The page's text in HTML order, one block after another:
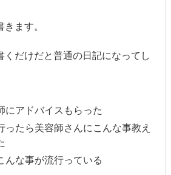
ます。
くだけだと普通の日記になってし
にアドバイスもらった
ったら美容師さんにこんな事教え
んな事が流行っている